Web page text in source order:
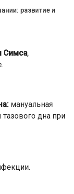
развитие и
Симса,
мануальная
дна при